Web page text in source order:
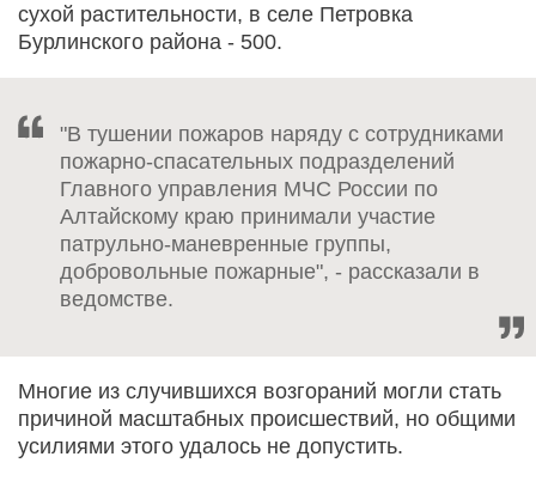
сухой растительности, в селе Петровка
Бурлинского района - 500.
"В тушении пожаров наряду с сотрудниками
пожарно-спасательных подразделений
Главного управления МЧС России по
Алтайскому краю принимали участие
патрульно-маневренные группы,
добровольные пожарные", - рассказали в
ведомстве.
Многие из случившихся возгораний могли стать
причиной масштабных происшествий, но общими
усилиями этого удалось не допустить.